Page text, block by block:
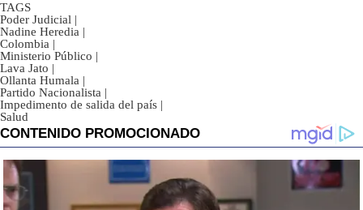
TAGS
Poder Judicial |
Nadine Heredia |
Colombia |
Ministerio Público |
Lava Jato |
Ollanta Humala |
Partido Nacionalista |
Impedimento de salida del país |
Salud